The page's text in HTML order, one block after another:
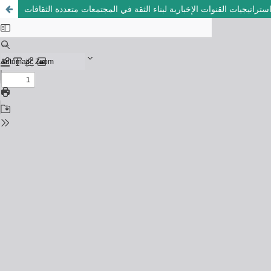
استراتيجيات القنوات الإخبارية لبناء الثقة في المجتمعات متعددة الثقافات